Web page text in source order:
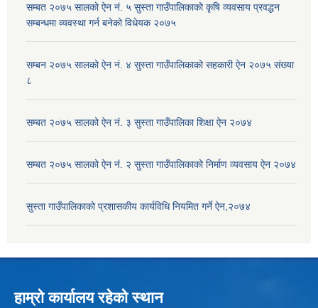
सम्बत २०७५ सालको ऐन नं. ५ सुस्ता गाउँपालिकाको कृषि व्यवसाय प्रवद्धन
सम्बन्धमा व्यवस्था गर्न बनेको विधेयक २०७५
सम्बन २०७५ सालको ऐन नं. ४ सुस्ता गाउँपालिकाको सहकारी ऐन २०७५ संख्या
८
सम्बत २०७५ सालको ऐन नं. ३ सुस्ता गाउँपालिका शिक्षा ऐन २०७४
सम्बत २०७५ सालको ऐन नं. २ सुस्ता गाउँपालिकाको निर्माण व्यवसाय ऐन २०७४
सुस्ता गाउँपालिकाको प्रशासकीय कार्यविधि नियमित गर्ने ऐन,२०७४
हाम्रो कार्यालय रहेको स्थान